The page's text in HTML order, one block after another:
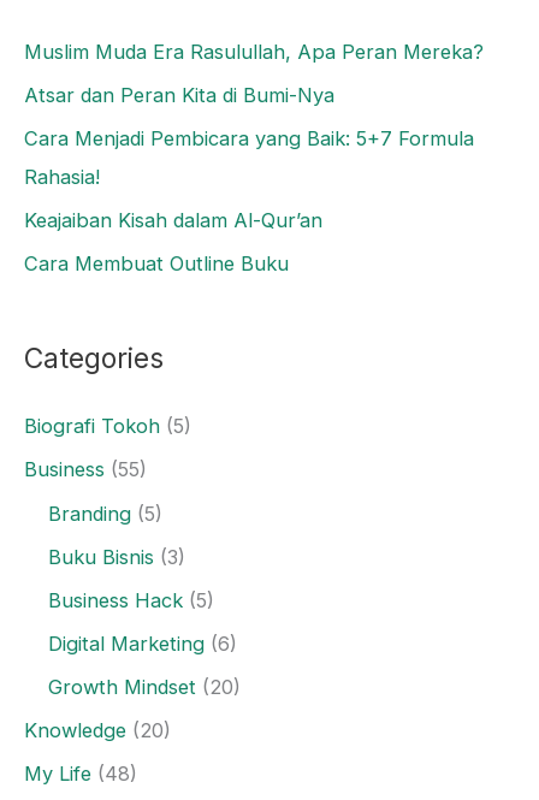
Muslim Muda Era Rasulullah, Apa Peran Mereka?
Atsar dan Peran Kita di Bumi-Nya
Cara Menjadi Pembicara yang Baik: 5+7 Formula
Rahasia!
Keajaiban Kisah dalam Al-Qur’an
Cara Membuat Outline Buku
Categories
Biografi Tokoh (5)
Business (55)
Branding (5)
Buku Bisnis (3)
Business Hack (5)
Digital Marketing (6)
Growth Mindset (20)
Knowledge (20)
My Life (48)